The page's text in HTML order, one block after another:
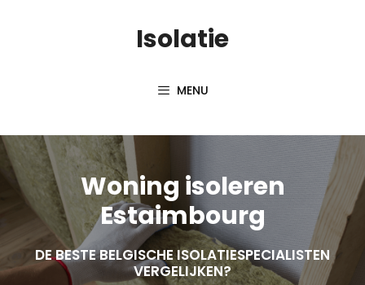
Isolatie
MENU
Woning isoleren
Estaimbourg
DE BESTE BELGISCHE ISOLATIESPECIALISTEN
VERGELIJKEN?